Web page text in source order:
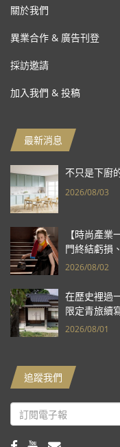
關於我們
異業合作 & 廣告刊登
採訪邀請
加入我們 & 投稿
最新消息
不只是下廚
2026/08/03
【時尚產
門終結虧損
報亮眼
2026/08/02
在歷史裡過
限定青旅續
2026/08/01
追蹤我們